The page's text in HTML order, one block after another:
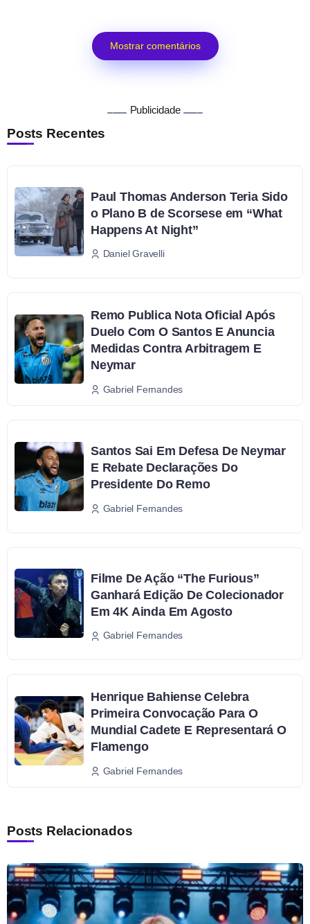
Mostrar comentários
Publicidade
Posts Recentes
Paul Thomas Anderson Teria Sido
o Plano B de Scorsese em “What
Happens At Night”
Daniel Gravelli
Remo Publica Nota Oficial Após
Duelo Com O Santos E Anuncia
Medidas Contra Arbitragem E
Neymar
Gabriel Fernandes
Santos Sai Em Defesa De Neymar
E Rebate Declarações Do
Presidente Do Remo
Gabriel Fernandes
Filme De Ação “The Furious”
Ganhará Edição De Colecionador
Em 4K Ainda Em Agosto
Gabriel Fernandes
Henrique Bahiense Celebra
Primeira Convocação Para O
Mundial Cadete E Representará O
Flamengo
Gabriel Fernandes
Posts Relacionados